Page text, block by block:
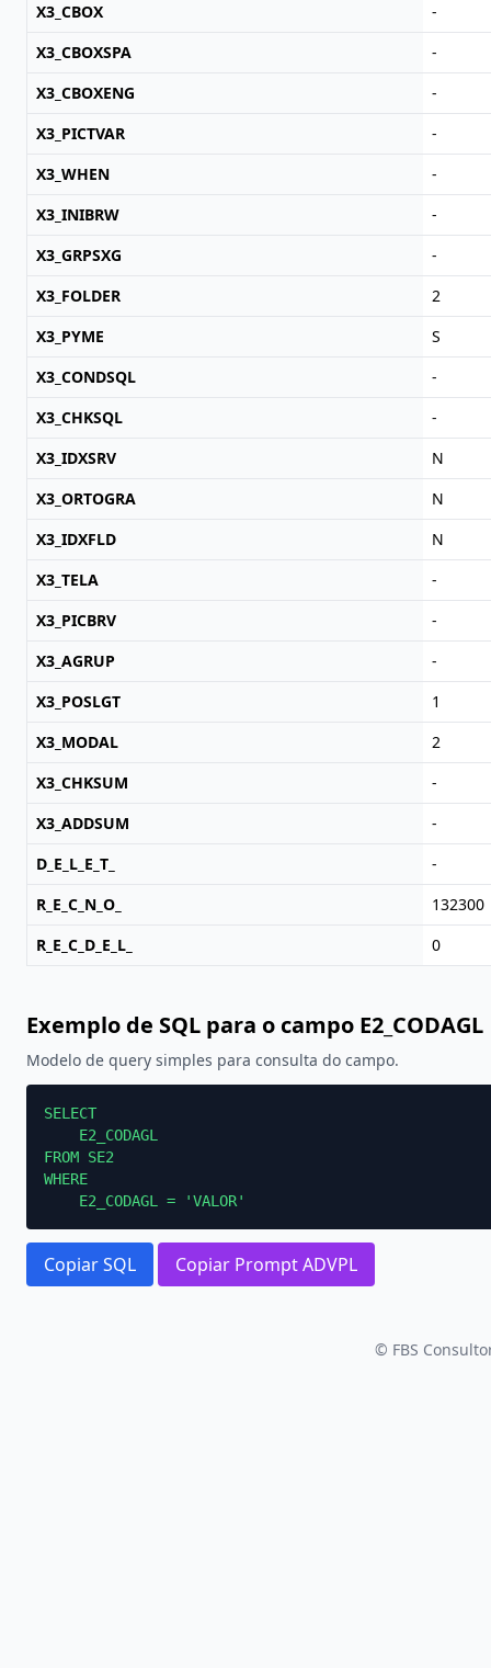
X3_CBOX
-
X3_CBOXSPA
-
X3_CBOXENG
-
X3_PICTVAR
-
X3_WHEN
-
X3_INIBRW
-
X3_GRPSXG
-
X3_FOLDER
2
X3_PYME
S
X3_CONDSQL
-
X3_CHKSQL
-
X3_IDXSRV
N
X3_ORTOGRA
N
X3_IDXFLD
N
X3_TELA
-
X3_PICBRV
-
X3_AGRUP
-
X3_POSLGT
1
X3_MODAL
2
X3_CHKSUM
-
X3_ADDSUM
-
D_E_L_E_T_
-
R_E_C_N_O_
132300
R_E_C_D_E_L_
0
Exemplo de SQL para o campo E2_CODAGL
Modelo de query simples para consulta do campo.
SELECT
    E2_CODAGL
FROM SE2
WHERE
    E2_CODAGL = 'VALOR'
Copiar SQL Copiar Prompt ADVPL
© FBS